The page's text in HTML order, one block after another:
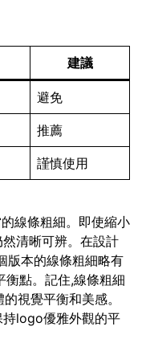
建議
避免
推薦
謹慎使用
線條粗細。即使縮小
清晰可辨。在設計
版本的線條粗細略有
衡點。記住,線條粗細
視覺平衡和美感。
持logo優雅外觀的平